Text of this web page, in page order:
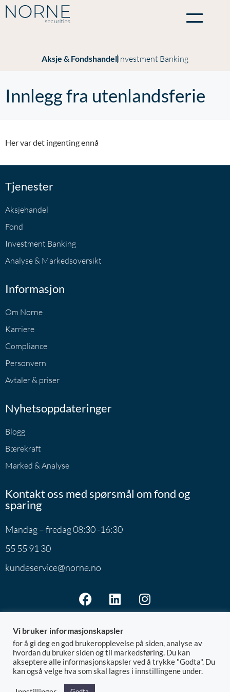
Aksje & FondshandelInvestment Banking
Innlegg fra utenlandsferie
Her var det ingenting ennå
Tjenester
Aksjehandel
Fond
Investment Banking
Analyse & Markedsoversikt
Informasjon
Om Norne
Karriere
Compliance
Personvern
Avtaler & priser
Nyhetsoppdateringer
Blogg
Bærekraft
Marked & Analyse
Kontakt oss med spørsmål om fond og
sparing
Mandag – fredag 08:30 -16:30
55 55 91 30
kundeservice@norne.no
Norne Securities AS | Postboks 7801 | 5020 Bergen
@ 2026 Norne
Org.nr: 992.881.828
Vi bruker informasjonskapsler
for å gi deg en god brukeropplevelse på siden, analyse av
hvordan du bruker siden og til markedsføring. Du kan
akseptere alle informasjonskapsler ved å trykke "Godta". Du
kan også velge hva som skal lagres i innstillingene under.